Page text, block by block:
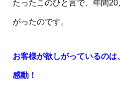
たったこのひと言で、年間
がったのです。
お客様が欲しがっているのは
感動！